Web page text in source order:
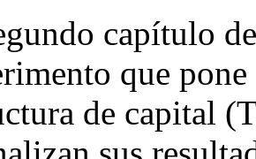
capítulo
que
de capital